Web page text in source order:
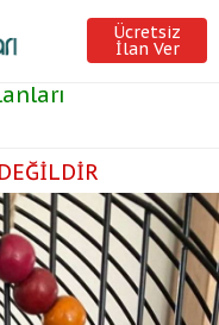
Ücretsiz
İlan Ver